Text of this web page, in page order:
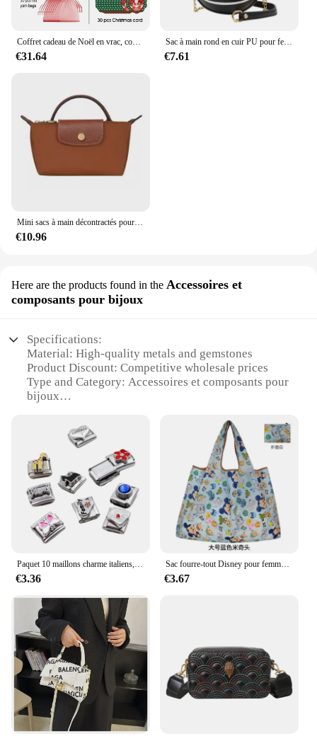
Coffret cadeau de Noël en vrac, coussins à lèvres, crème pour les mains, cartes de Noël, sacs menstruels, distribution, 120 pièces par boîte
€31.64
Sac à main rond en cuir PU pour femmes, petits sacs de basket-ball, sacs à bandoulière décontractés, porte-monnaie pour filles
€7.61
Mini sacs à main décontractés pour femmes, sacs à main polyvalents, sacs à main de créateurs, niche de mode, printemps, automne, nouveau, Y2K
€10.96
Here are the products found in the Accessoires et
composants pour bijoux
Specifications:
Material: High-quality metals and gemstones
Product Discount: Competitive wholesale prices
Type and Category: Accessoires et composants pour
bijoux
Usage and Purpose: Ideal for jewelry creators and
artisans
Typical Adaptive Scenario: Versatile for personal or
professional use
Shape or Size or Weight or Quantity: Available in
diverse sets and individual components
Features:
Discover the treasure trove of alibaba in italian,
where the finest accessories and components for
jewelry are meticulously curated to cater to the
needs of jewelry creators and artisans. Whether
you're a seasoned professional or a budding
enthusiast, our selection of high-quality metals and
gemstones promises durability and a touch of
elegance to your creations. With competitive
wholesale prices, you can indulge in the luxury of
premium materials without breaking the bank.
Paquet 10 maillons charme italiens, perles carrées Vintage, matériel en résultats bijoux pour fabrication à
€3.36
Sac fourre-tout Disney pour femme, sac à provisions étanche, sacs de rangement portables pliables, sacs à main pour filles, souris Donald Duck Cartoon
€3.67